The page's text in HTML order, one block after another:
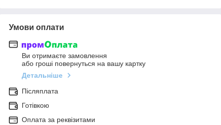
Умови оплати
Ви отримаєте замовлення
або гроші повернуться на вашу картку
Детальніше
Післяплата
Готівкою
Оплата за реквізитами